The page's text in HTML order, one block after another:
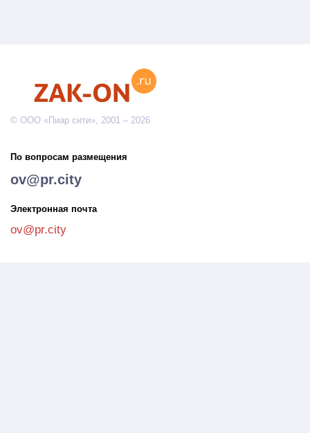
© ООО «Пиар сити», 2001 – 2026
По вопросам размещения
ov@pr.city
Электронная почта
ov@pr.city